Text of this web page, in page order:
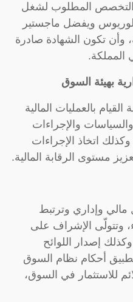
التخصص المطلوب لشغل
ويفضل ماجستير
وأن تكون الشهادة صادرة
المملكة.
بهيئة السوق
بالعمليات المالية
والسياسات والإجراءات
وكذلك اتخاذ الإجراءات
مستوى الرقابة المالية.
وإداري وترتبط
وتتولّى الإشراف على
إصدار اللوائح
أحكام نظام السوق
للاستثمار في السوق،